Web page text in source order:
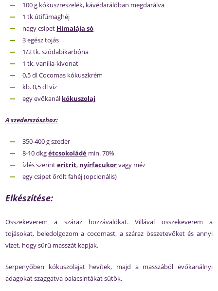
100 g kókuszreszelék, kávédarálóban megdarálva
1 tk útifűmaghéj
nagy csipet Himalája só
3 egész tojás
1/2 tk. szódabikarbóna
1 tk. vanília-kivonat
0,5 dl Cocomas kókuszkrém
kb. 0,5 dl víz
egy evőkanál kókuszolaj
A szederszószhoz:
350-400 g szeder
8-10 dkgétcsokoládé min. 70%
ízlés szerinteritrit, nyírfacukorvagy méz
egy csipet őrölt fahéj (opcionális)
Elkészítése:
Összekeverem a száraz hozzávalókat. Villával összekeverem a
tojásokat, beledolgozom a cocomast, a száraz összetevőket és annyi
vizet, hogy sűrű masszát kapjak.
Serpenyőben kókuszolajat hevítek, majd a masszából evőkanálnyi
adagokat szaggatva palacsintákat sütök.